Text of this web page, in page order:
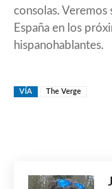
consolas. Veremos
España en los
hispanohablantes.
VÍA The Verge